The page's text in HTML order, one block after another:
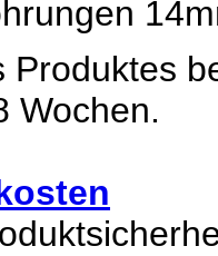
Produktes
Wochen.